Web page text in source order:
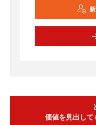
価値を見出し